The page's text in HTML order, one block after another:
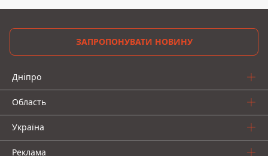
ЗАПРОПОНУВАТИ НОВИНУ
Дніпро
Область
Україна
Реклама